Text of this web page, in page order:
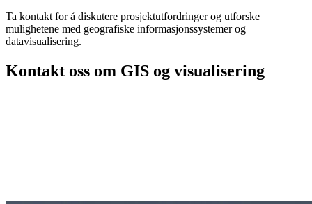
Ta kontakt for å diskutere prosjektutfordringer og utforske
mulighetene med geografiske informasjonssystemer og
datavisualisering.
Kontakt oss om GIS og visualisering